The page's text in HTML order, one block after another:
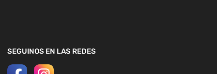
SEGUINOS EN LAS REDES